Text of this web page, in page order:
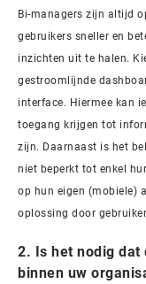
Bi-managers zijn altijd
gebruikers sneller en
inzichten uit te halen.
gestroomlijnde
interface. Hiermee kan
toegang krijgen tot
zijn. Daarnaast is het
niet beperkt tot enkel
op hun eigen (mobiele)
oplossing door
2. Is het nodig dat
binnen uw